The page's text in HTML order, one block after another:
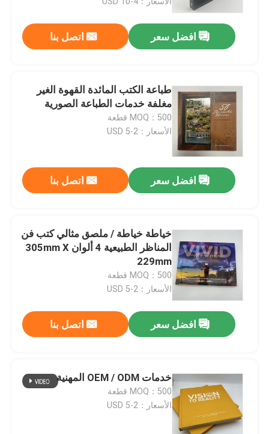
افضل سعر اتصل بنا
طباعة الكتب المائدة القهوة الغير
مغلفة خدمات الطباعة الصورية
MOQ：500 قطعة
الأسعار：2-5 USD
افضل سعر اتصل بنا
خياطة خياطة / ملصق مثالي كتب فن
المناظر الطبيعية 4 ألوان 305mm X
229mm
MOQ：500 قطعة
الأسعار：2-5 USD
افضل سعر اتصل بنا
خدمات OEM / ODM المهنية
MOQ：500 قطعة
الأسعار：2-5 USD